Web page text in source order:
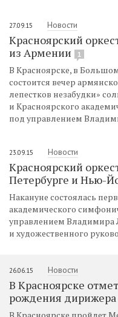
27.09.15 Новости
Красноярский
из Армении
1
В Красноярске, в
состоится вечер
лепестков незабудки»
и Красноярского
под управлением
23.09.15 Новости
Красноярский
Петербурге и Нью-
Накануне состоялась
академического
управлением Владимира
и художественного
26.06.15 Новости
В Красноярске
рождения
В Красноярске пройдет